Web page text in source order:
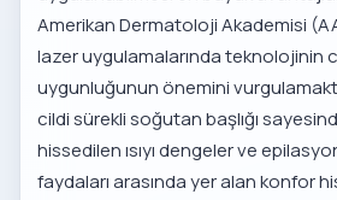
Amerikan Dermatoloji Akademisi
lazer uygulamalarında teknolojinin
uygunluğunun önemini
cildi sürekli soğutan başlığı
hissedilen ısıyı dengeler ve
faydalarıarasında yer alan konfor